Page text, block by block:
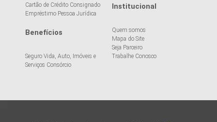
Cartão de Crédito Consignado
Empréstimo Pessoa Jurídica
Benefícios
Seguro Vida, Auto, Imóveis e
Serviços Consórcio
Institucional
Quem somos
Mapa do Site
Seja Parceiro
Trabalhe Conosco